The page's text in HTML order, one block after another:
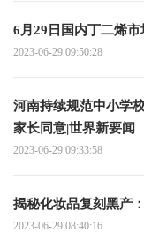
6月29日国内丁二烯
2023-06-29 09:50:28
河南持续规范中小学
家长同意|世界新要闻
2023-06-29 09:33:58
揭秘化妆品复刻黑产
2023-06-29 08:40:16